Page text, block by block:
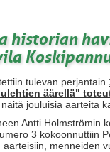
historian
tulevan perjantain
äärellä"
jouluisia aarteita
Antti Holmströmin
3 kokoonnuttiin
menneiden